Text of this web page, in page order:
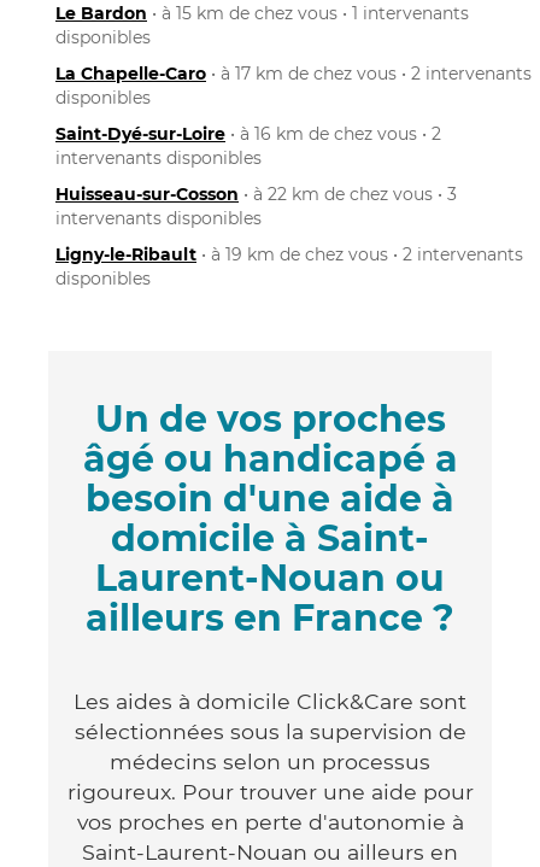
Le Bardon • à 15 km de chez vous • 1 intervenants
disponibles
La Chapelle-Caro • à 17 km de chez vous • 2 intervenants
disponibles
Saint-Dyé-sur-Loire • à 16 km de chez vous • 2
intervenants disponibles
Huisseau-sur-Cosson • à 22 km de chez vous • 3
intervenants disponibles
Ligny-le-Ribault • à 19 km de chez vous • 2 intervenants
disponibles
Un de vos proches
âgé ou handicapé a
besoin d'une aide à
domicile à Saint-
Laurent-Nouan ou
ailleurs en France ?
Les aides à domicile Click&Care sont
sélectionnées sous la supervision de
médecins selon un processus
rigoureux. Pour trouver une aide pour
vos proches en perte d'autonomie à
Saint-Laurent-Nouan ou ailleurs en